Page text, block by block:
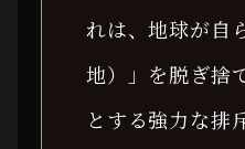
れは、地球が自
地）」を脱ぎ捨
とする強力な排